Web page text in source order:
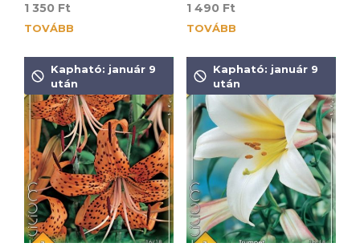
1 350 Ft
TOVÁBB
1 490 Ft
TOVÁBB
Kapható: január 9
után
Kapható: január 9
után